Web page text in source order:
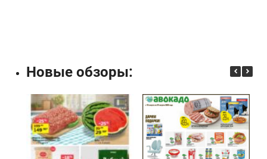
Новые обзоры: